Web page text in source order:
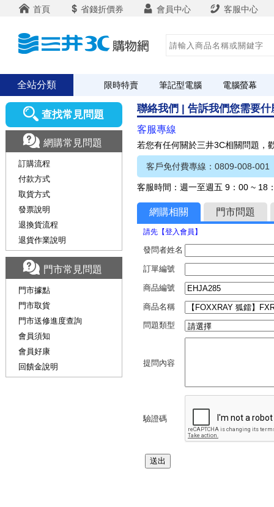
首頁 省錢折價券 會員中心 客服中心
全站分類 限時特賣 筆記型電腦 電腦螢幕
聯絡我們 | 告訴我們您需要什
客服專線
若您有任何關於三井3C相關問題，
客戶免付費專線：0809-008-001
客服時間：週一至週五 9：00 ~ 18
網購相關 門市問題
請先【登入會員】
發問者姓名
訂單編號
商品編號
商品名稱
問題類型
提問內容
驗證碼
查找常見問題
網購常見問題
訂購流程
付款方式
取貨方式
發票說明
退換貨流程
退貨作業說明
門市常見問題
門市據點
門市取貨
門市送修進度查詢
會員須知
會員好康
回饋金說明